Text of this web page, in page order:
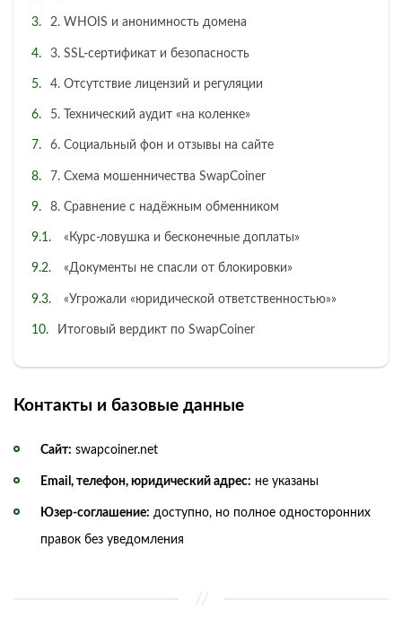
2. WHOIS и анонимность домена
3. SSL-сертификат и безопасность
4. Отсутствие лицензий и регуляции
5. Технический аудит «на коленке»
6. Социальный фон и отзывы на сайте
7. Схема мошенничества SwapCoiner
8. Сравнение с надёжным обменником
«Курс-ловушка и бесконечные доплаты»
«Документы не спасли от блокировки»
«Угрожали «юридической ответственностью»»
Итоговый вердикт по SwapCoiner
Контакты и базовые данные
Сайт: swapcoiner.net
Email, телефон, юридический адрес: не указаны
Юзер-соглашение: доступно, но полное односторонних
правок без уведомления